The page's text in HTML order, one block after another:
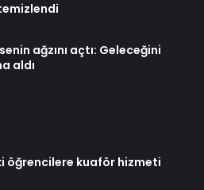
ağzını açtı: Geleceğini
aldı
öğrencilere kuaför hizmeti